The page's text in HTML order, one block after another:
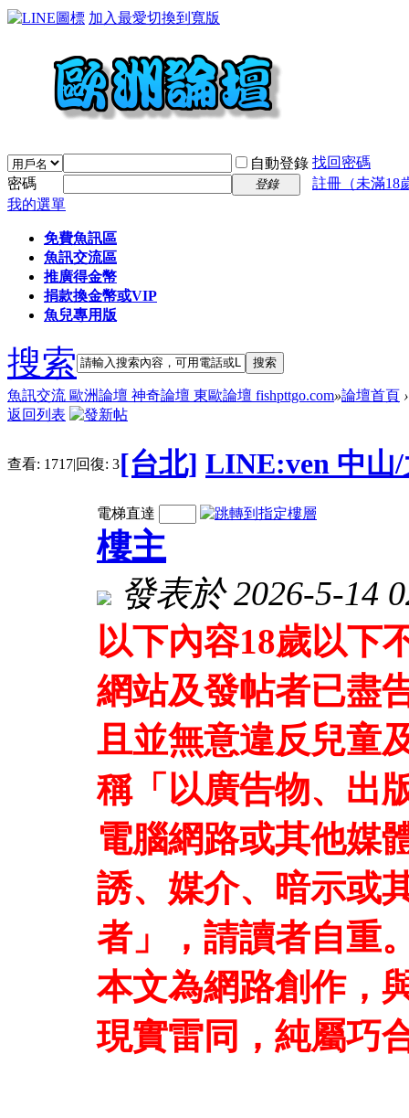
加入最愛切換到寬版
自動登錄 找回密碼
密碼
登錄
註冊（未滿18
我的選單
免費魚訊區
魚訊交流區
推廣得金幣
捐款換金幣或VIP
魚兒專用版
搜索 搜索
魚訊交流 歐洲論壇 神奇論壇 東歐論壇 fishpttgo.com»論壇首頁 ›
返回列表
查看: 1717|回復: 3[台北] LINE:ven 中山
電梯直達
樓主
發表於 2026-5-14
以下內容18歲以下
網站及發帖者已盡
且並無意違反兒童
稱「以廣告物、出
電腦網路或其他媒
誘、媒介、暗示或
者」，請讀者自重
本文為網路創作，
現實雷同，純屬巧